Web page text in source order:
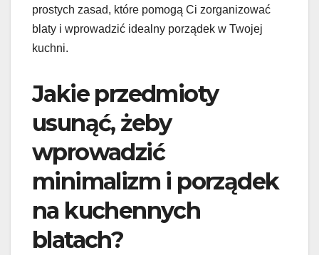
prostych zasad, które pomogą Ci zorganizować
blaty i wprowadzić idealny porządek w Twojej
kuchni.
Jakie przedmioty
usunąć, żeby
wprowadzić
minimalizm i porządek
na kuchennych
blatach?